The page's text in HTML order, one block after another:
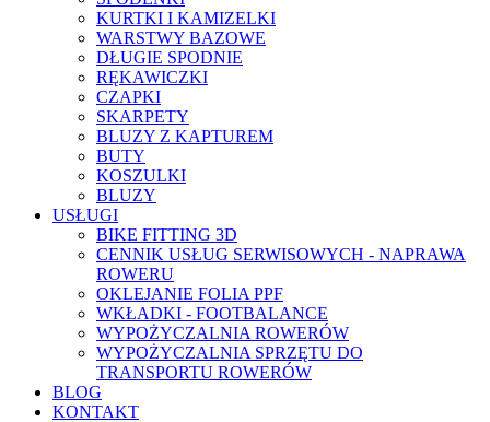
KURTKI I KAMIZELKI
WARSTWY BAZOWE
DŁUGIE SPODNIE
RĘKAWICZKI
CZAPKI
SKARPETY
BLUZY Z KAPTUREM
BUTY
KOSZULKI
BLUZY
USŁUGI
BIKE FITTING 3D
CENNIK USŁUG SERWISOWYCH - NAPRAWA
ROWERU
OKLEJANIE FOLIA PPF
WKŁADKI - FOOTBALANCE
WYPOŻYCZALNIA ROWERÓW
WYPOŻYCZALNIA SPRZĘTU DO
TRANSPORTU ROWERÓW
BLOG
KONTAKT